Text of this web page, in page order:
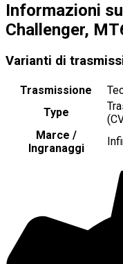
Informazioni
Challenger,
Varianti di
Trasmissione
Type
Marce /
Ingranaggi